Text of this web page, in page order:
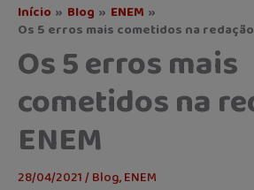
Início Blog
ENEM
Os 5 erros mais cometidos na redação
Os 5 erros mais
cometidos na
ENEM
28/04/2021/Blog,ENEM